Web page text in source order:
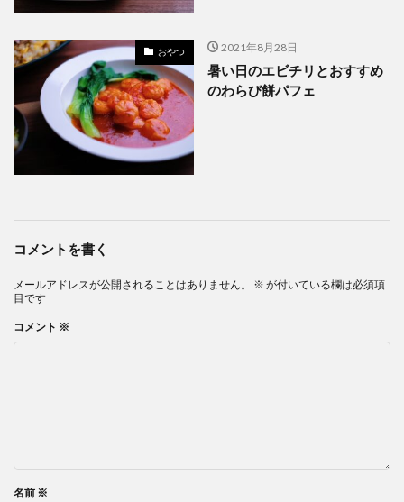
おやつ 2021年8月28日
暑い日のエビチリとおすすめ
のわらび餅パフェ
コメントを書く
メールアドレスが公開されることはありません。 ※ が付いている欄は必須項
目です
コメント ※
名前 ※